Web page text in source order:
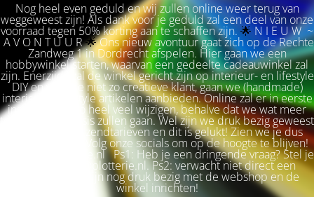
Nog heel even geduld en wij zullen online weer terug van
weggeweest zijn! Als dank voor je geduld zal een deel van onze
voorraad tegen 50% korting aan te schaffen zijn. 🌟 N I E U W ~
A V O N T U U R🌟Ons nieuw avontuur gaat zich op de Rechte
Zandweg 1 in Dordrecht afspelen. Hier gaan we een
hobbywinkel starten, waarvan een gedeelte cadeauwinkel zal
zijn. Enerzijds zal de winkel gericht zijn op interieur- en lifestyle
DIY en voor de niet zo creatieve klant, gaan we (handmade)
interieur & lifestyle artikelen aanbieden. Online zal er in eerste
instantie niet zo heel veel wijzigen, behalve dat we wat meer
terug naar de basis zullen gaan. Wel zijn we druk bezig geweest
met betere verzendtarieven en dit is gelukt! Zien we je dus
snel weer terug? Volg onze socials om op de hoogte te blijven!
Liefs, Ilse. Plotterie.nl Ps1: Heb je een dringende vraag? Stel je
vraag via info@plotterie.nl. Ps2: verwacht niet direct een
antwoord. We zijn nog druk bezig met de webshop en de
winkel inrichten!